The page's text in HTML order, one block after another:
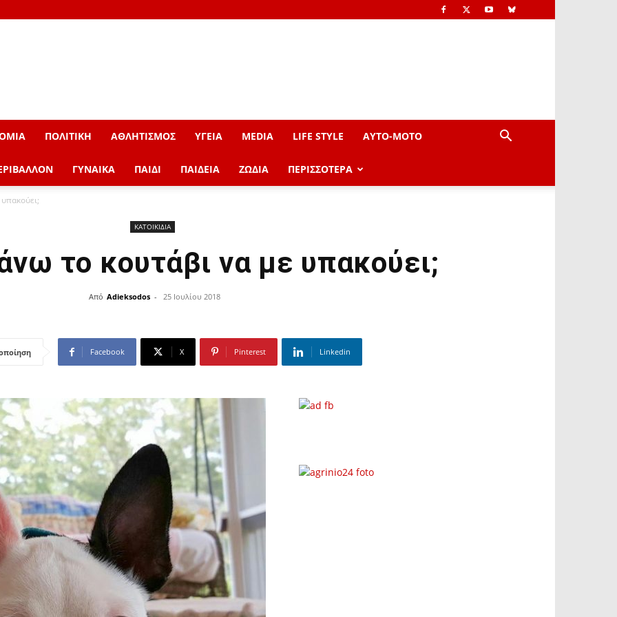
ΠΟΛΙΤΙΚΗ ΑΘΛΗΤΙΣΜΟΣ ΥΓΕΙΑ MEDIA LIFE STYLE AYTO-ΜOTO
ΓΥΝΑΙΚΑ ΠΑΙΔΙ ΠΑΙΔΕΙΑ ΖΩΔΙΑ ΠΕΡΙΣΣΟΤΕΡΑ
ΚΑΤΟΙΚΙΔΙΑ
το κουτάβι να με υπακούει;
Από Adieksodos - 25 Ιουλίου 2018
Facebook X Pinterest Linkedin